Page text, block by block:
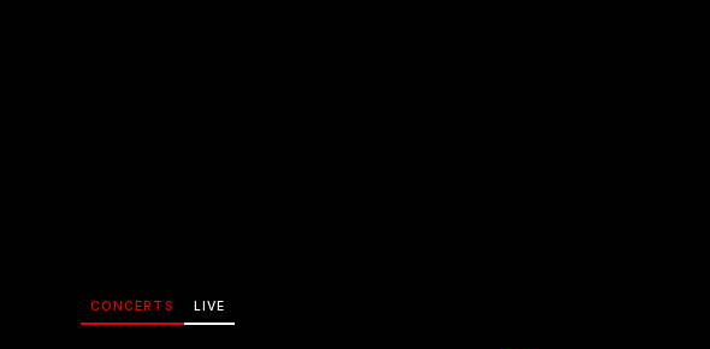
CONCERTS LIVE